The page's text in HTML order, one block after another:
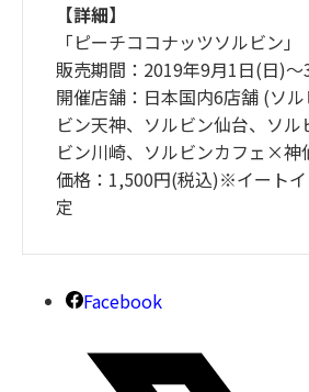
【詳細】
「ピーチココナッツソルビン」
販売期間：2019年9月1日(日)
開催店舗：日本国内6店舗 (ソ
ビン天神、ソルビン仙台、ソル
ビン川崎、ソルビンカフェ×神
価格：1,500円(税込)※イート
定
Facebook